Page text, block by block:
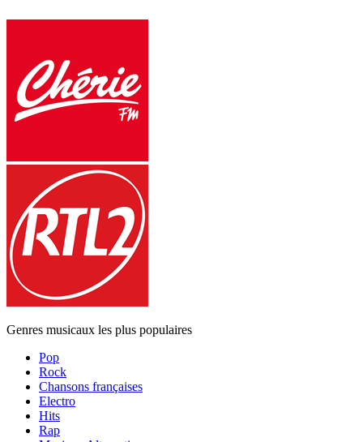
Genres musicaux les plus populaires
Pop
Rock
Chansons françaises
Electro
Hits
Rap